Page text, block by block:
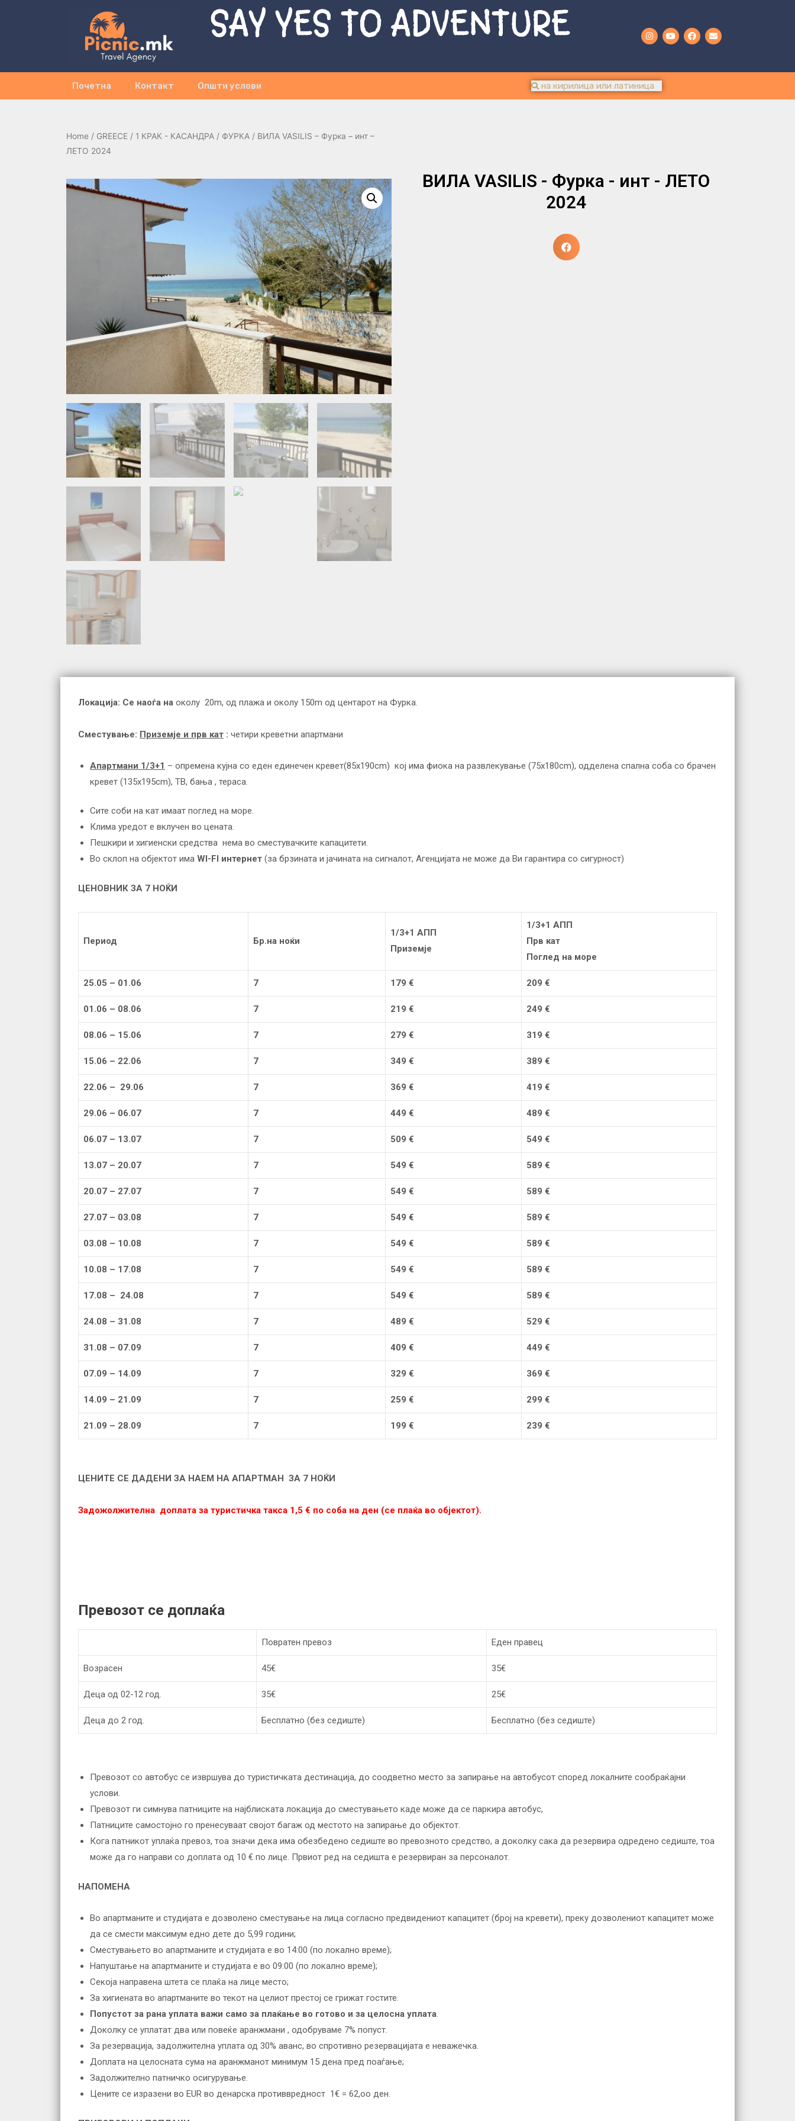
SAY YES TO ADVENTURE
Почетна Контакт Општи услови
Home / GREECE / 1 КРАК - КАСАНДРА / ФУРКА / ВИЛА VASILIS – Фурка – инт –
ЛЕТО 2024
ВИЛА VASILIS - Фурка - инт - ЛЕТО
2024
Локација: Се наоѓа на околу 20m, од плажа и околу 150m од центарот на Фурка.
Сместување: Приземје и прв кат : четири креветни апартмани
Апартмани 1/3+1 – опремена кујна со еден единечен кревет(85x190cm) кој има фиока на развлекување (75x180cm), одделена спална соба со брачен
кревет (135x195cm), ТВ, бања , тераса.
Сите соби на кат имаат поглед на море.
Клима уредот е вклучен во цената.
Пешкири и хигиенски средства нема во сместувачките капацитети.
Во склоп на објектот има WI-FI интернет (за брзината и јачината на сигналот, Агенцијата не може да Ви гарантира со сигурност)
ЦЕНОВНИК ЗА 7 НОЌИ
Период Бр.на ноќи
1/3+1 АПП
Приземје
1/3+1 АПП
Прв кат
Поглед на море
25.05 – 01.06 7 179 € 209 €
01.06 – 08.06 7 21 9 € 249 €
08.06 – 15.06 7 279 € 31 9 €
15.06 – 22.06 7 349 € 389 €
22.06 – 29.06 7 369 € 419 €
29.06 – 06.07 7 449 € 489 €
06.07 – 13.07 7 509 € 549 €
13.07 – 20.07 7 549 € 589 €
20.07 – 27.07 7 549 € 589 €
27.07 – 03.08 7 549 € 589 €
03.08 – 10.08 7 549 € 589 €
10.08 – 17.08 7 549 € 589 €
17.08 – 24.08 7 549 € 589 €
24.08 – 31.08 7 489 € 529 €
31.08 – 07.09 7 409 € 449 €
07.09 – 14.09 7 329 € 369 €
14.09 – 21.09 7 259 € 299 €
21.09 – 28.09 7 199 € 239 €
ЦЕНИТЕ СЕ ДАДЕНИ ЗА НАЕМ НА АПАРТМАН ЗА 7 НОЌИ
Задожолжителна доплата за туристичка такса 1,5 € по соба на ден (се плаќа во објектот).
Превозот се доплаќа
Повратен превоз Еден правец
Возрасен 45€ 35€
Деца од 02-12 год. 35€ 25€
Деца до 2 год. Бесплатно (без седиште) Бесплатно (без седиште)
Превозот со автобус се извршува до туристичката дестинација, до соодветно место за запирање на автобусот според локалните сообраќајни
услови.
Превозот ги симнува патниците на најблиската локација до сместувањето каде може да се паркира автобус,
Патниците самостојно го пренесуваат својот багаж од местото на запирање до објектот.
Кога патникот уплаќа превоз, тоа значи дека има обезбедено седиште во превозното средство, а доколку сака да резервира одредено седиште, тоа
може да го направи со доплата од 10 € по лице. Првиот ред на седишта е резервиран за персоналот.
НАПОМЕНА
Во апартманите и студијата е дозволено сместување на лица согласно предвидениот капацитет (број на кревети), преку дозволениот капацитет може
да се смести максимум едно дете до 5,99 години;
Сместувањето во апартманите и студијата е во 14:00 (по локално време);
Напуштање на апартманите и студијата е во 09:00 (по локално време);
Секоја направена штета се плаќа на лице место;
За хигиената во апартманите во текот на целиот престој се грижат гостите.
Попустот за рана уплата важи само за плаќање во готово и за целосна уплата.
Доколку се уплатат два или повеќе аранжмани , одобруваме 7% попуст.
За резервација, задолжителна уплата од 30% аванс, во спротивно резервацијата е неважечка.
Доплата на целосната сума на аранжманот минимум 15 дена пред поаѓање;
Задолжително патничко осигурување.
Цените се изразени во EUR во денарска противвредност 1€ = 62,оо ден.